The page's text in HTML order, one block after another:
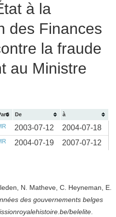
à la
des Finances
la fraude
au Ministre
De à
2003-07-12 2004-07-18
2004-07-19 2007-07-12
N. Matheve, C. Heyneman, E.
des gouvernements belges
belelite